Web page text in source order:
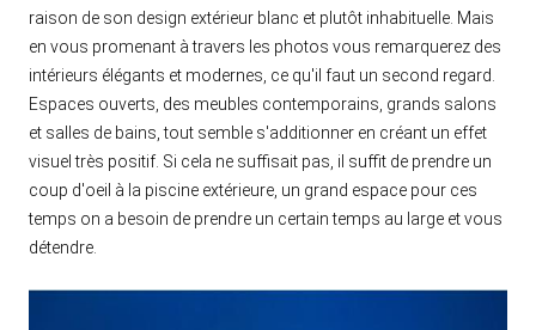
raison de son design extérieur blanc et plutôt inhabituelle. Mais
en vous promenant à travers les photos vous remarquerez des
intérieurs élégants et modernes, ce qu'il faut un second regard.
Espaces ouverts, des meubles contemporains, grands salons
et salles de bains, tout semble s'additionner en créant un effet
visuel très positif. Si cela ne suffisait pas, il suffit de prendre un
coup d'oeil à la piscine extérieure, un grand espace pour ces
temps on a besoin de prendre un certain temps au large et vous
détendre.